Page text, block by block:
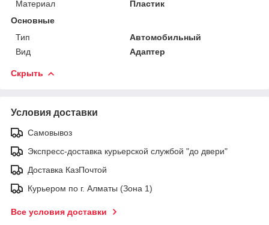
Материал
Пластик
Основные
Тип
Автомобильный
Вид
Адаптер
Скрыть
Условия доставки
Самовывоз
Экспресс-доставка курьерской службой "до двери"
Доставка КазПочтой
Курьером по г. Алматы (Зона 1)
Все условия доставки